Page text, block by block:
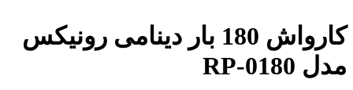
xxxx
com
black
splashes
کارواش 180 بار دینامی رونیکس
مدل RP-0180